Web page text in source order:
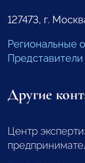
127473, г.
Региональные
Другие
Центр